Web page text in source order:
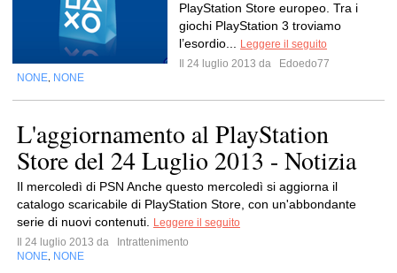
PlayStation Store europeo. Tra i
giochi PlayStation 3 troviamo
l’esordio...
Leggere il seguito
Il 24 luglio 2013 da
Edoedo77
NONE NONE
L'aggiornamento al PlayStation
Store del 24 Luglio 2013 - Notizia
Il mercoledì di PSN Anche questo mercoledì si aggiorna il
catalogo scaricabile di PlayStation Store, con un'abbondante
serie di nuovi contenuti.
Leggere il seguito
Il 24 luglio 2013 da
Intrattenimento
NONE NONE